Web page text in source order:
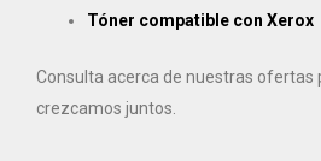
Tóner compatible con Xerox
Consulta acerca de nuestras ofertas
crezcamos juntos.